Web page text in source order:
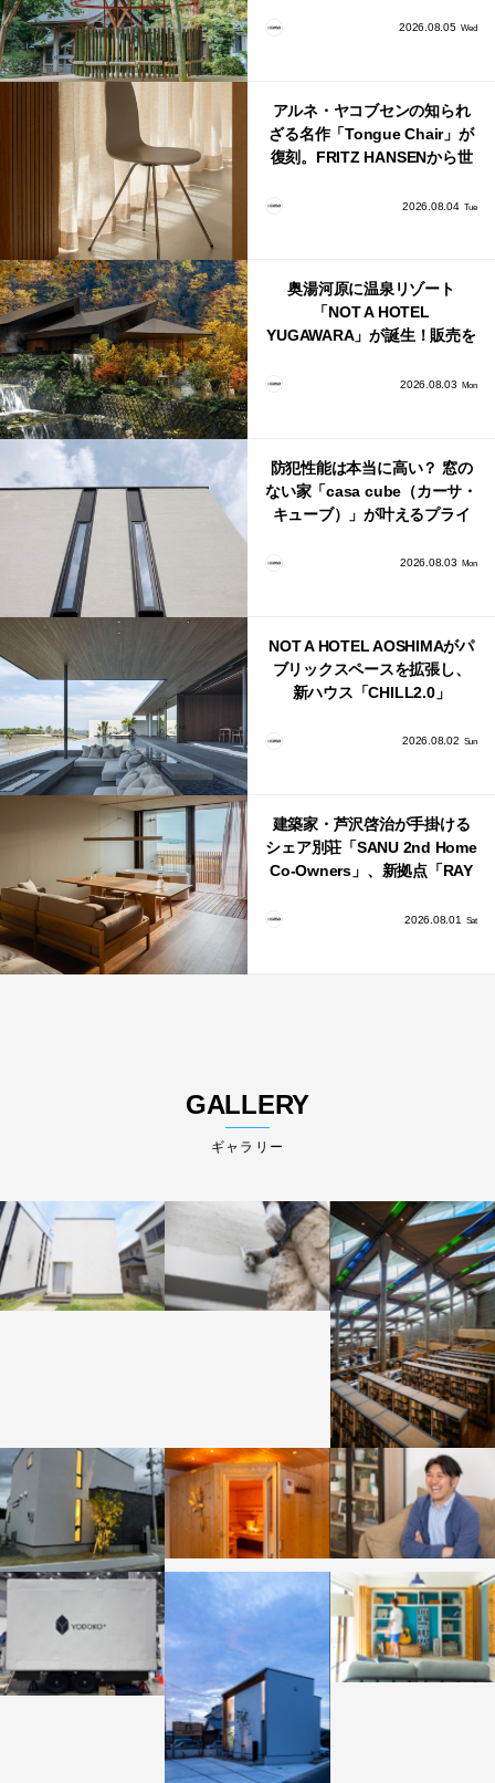
2026.08.05 Wed
アルネ・ヤコブセンの知られ
ざる名作「Tongue Chair」が
復刻。FRITZ HANSENから世
2026.08.04 Tue
奥湯河原に温泉リゾート
「NOT A HOTEL
YUGAWARA」が誕生！販売を
2026.08.03 Mon
防犯性能は本当に高い？ 窓の
ない家「casa cube（カーサ・
キューブ）」が叶えるプライ
2026.08.03 Mon
NOT A HOTEL AOSHIMAがパ
ブリックスペースを拡張し、
新ハウス「CHILL2.0」
2026.08.02 Sun
建築家・芦沢啓治が手掛ける
シェア別荘「SANU 2nd Home
Co-Owners」、新拠点「RAY
2026.08.01 Sat
GALLERY
ギャラリー